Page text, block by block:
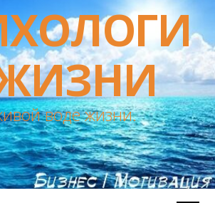
воде жизни.